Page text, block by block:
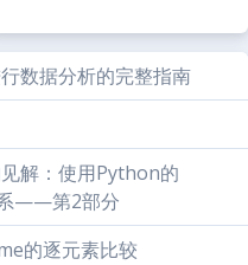
数据分析的完整指南
解：使用Python的
——第2部分
的逐元素比较